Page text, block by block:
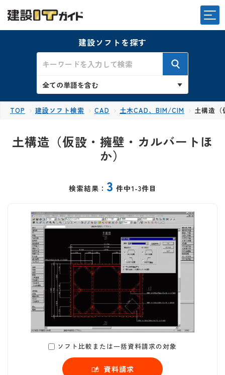
建設ソフトを探す
TOP 建設ソフト検索 CAD 土木CAD、BIM/CIM 土構造（
土構造（仮設・擁壁・カルバートほ
か）
検索結果： 3 件中1-3件目
ソフト比較または一括資料請求の対象
資料請求